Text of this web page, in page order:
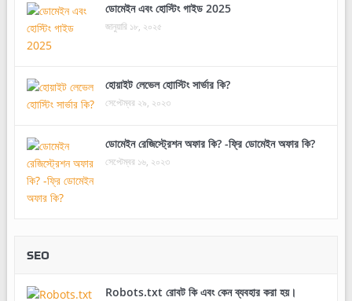
ডোমেইন এবং হোস্টিং গাইড 2025
জানুয়ারি ১৮, ২০২৫
হোয়াইট লেভেল হোাস্টিং সার্ভার কি?
সেপ্টেম্বর ২৯, ২০২৩
ডোমেইন রেজিস্ট্রেশন অফার কি? -ফ্রি ডোমেইন অফার কি?
সেপ্টেম্বর ১৬, ২০২৩
SEO
Robots.txt রোবট কি এবং কেন ব্যবহার করা হয়।